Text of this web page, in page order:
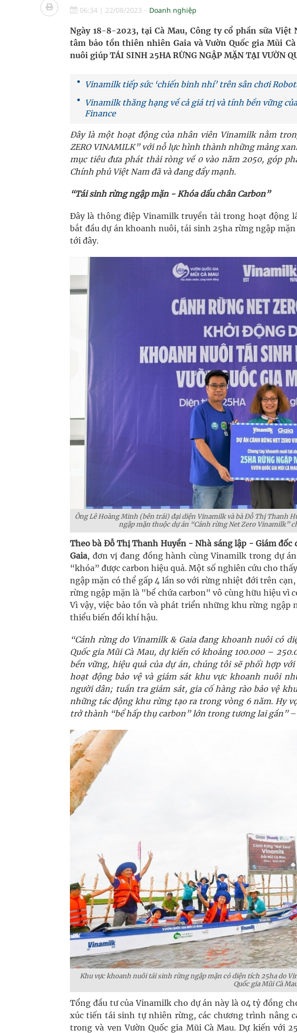
Pháp luật – Sức khỏe – Doanh nghiệp: Tìm giải pháp tăng cường chống
Ngày hoạt động đầu tiên, Bệnh viện Phụ sản Trung ương cơ sở 2 đón
bảo vệ sức khỏe Nhân dân
Không chỉ cắt tóc, Đông Tây Barbershop dành nguồn lực cho môi
06:34 | 22/08/2023 Doanh nghiệp
Ngày 18-8-2023, tại Cà Mau, Công ty cổ phần sữa
tâm bảo tồn thiên nhiên Gaia và Vườn Quốc gia Mũi
nuôi giúp TÁI SINH 25HA RỪNG NGẬP MẶN TẠI VƯỜN
Vinamilk tiếp sức ‘chiến binh nhí’ trên sân chơi
Vinamilk thăng hạng về cả giá trị và tính bền vững
Finance
Đây là một hoạt động của nhân viên Vinamilk nằm
ZERO VINAMILK” với nỗ lực hình thành những mảng
mục tiêu đưa phát thải ròng về 0 vào năm 2050, góp
Chính phủ Việt Nam đã và đang đẩy mạnh.
“Tái sinh rừng ngập mặn - Khóa dấu chân Carbon”
Đây là thông điệp Vinamilk truyền tải trong hoạt động
bắt đầu dự án khoanh nuôi, tái sinh 25ha rừng ngập
tới đây.
Ông Lê Hoàng Minh (bên trái) đại diện Vinamilk và bà Đỗ Thị Thanh
ngập mặn thuộc dự án “Cánh rừng Net Zero Vinamilk”
Theo bà Đỗ Thị Thanh Huyền - Nhà sáng lập - Giám
Gaia, đơn vị đang đồng hành cùng Vinamilk trong dự
“khóa” được carbon hiệu quả. Một số nghiên cứu cho
ngập mặn có thể gấp 4 lần so với rừng nhiệt đới trên
rừng ngập mặn là "bể chứa carbon" vô cùng hữu hiệu vì
Vì vậy, việc bảo tồn và phát triển những khu rừng ngập
thiểu biến đổi khí hậu.
“Cánh rừng do Vinamilk & Gaia đang khoanh nuôi có
Quốc gia Mũi Cà Mau, dự kiến có khoảng 100.000 –
bền vững, hiệu quả của dự án, chúng tôi sẽ phối hợp
hoạt động bảo vệ và giám sát khu vực khoanh nuôi
người dân; tuần tra giám sát, gia cố hàng rào bảo vệ
những tác động khu rừng tạo ra trong vòng 6 năm. Hy
trở thành “bể hấp thụ carbon” lớn trong tương lai gần”–
Khu vực khoanh nuôi tái sinh rừng ngập mặn có diện tích 25ha do
Quốc gia Mũi Cà
Tổng đầu tư của Vinamilk cho dự án này là 04 tỷ đồng
xúc tiến tái sinh tự nhiên rừng, các chương trình nâng
trong và ven Vườn Quốc gia Mũi Cà Mau. Dự kiến với